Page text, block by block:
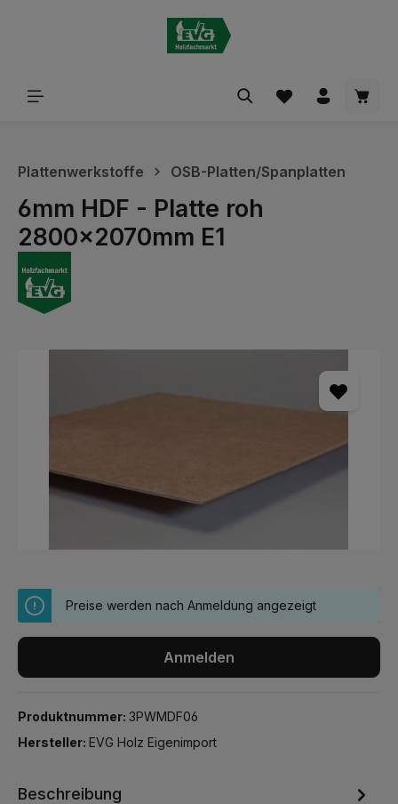
Plattenwerkstoffe OSB-Platten/Spanplatten
6mm HDF - Platte roh
2800x2070mm E1
Preise werden nach Anmeldung angezeigt
Anmelden
Produktnummer: 3PWMDF06
Hersteller: EVG Holz Eigenimport
Beschreibung